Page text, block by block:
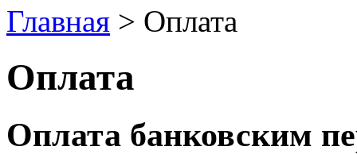
Главная > Оплата
Оплата
Оплата банковским